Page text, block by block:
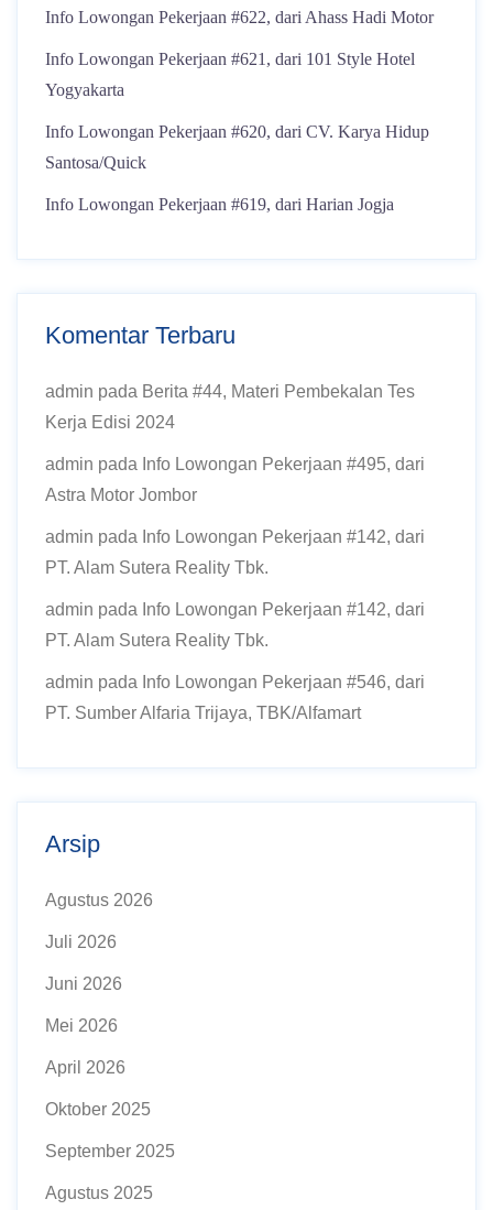
Info Lowongan Pekerjaan #622, dari Ahass Hadi Motor
Info Lowongan Pekerjaan #621, dari 101 Style Hotel
Yogyakarta
Info Lowongan Pekerjaan #620, dari CV. Karya Hidup
Santosa/Quick
Info Lowongan Pekerjaan #619, dari Harian Jogja
Komentar Terbaru
admin pada Berita #44, Materi Pembekalan Tes
Kerja Edisi 2024
admin pada Info Lowongan Pekerjaan #495, dari
Astra Motor Jombor
admin pada Info Lowongan Pekerjaan #142, dari
PT. Alam Sutera Reality Tbk.
admin pada Info Lowongan Pekerjaan #142, dari
PT. Alam Sutera Reality Tbk.
admin pada Info Lowongan Pekerjaan #546, dari
PT. Sumber Alfaria Trijaya, TBK/Alfamart
Arsip
Agustus 2026
Juli 2026
Juni 2026
Mei 2026
April 2026
Oktober 2025
September 2025
Agustus 2025